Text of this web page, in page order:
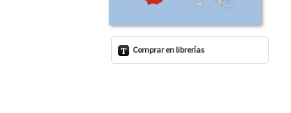
Comprar en librerías